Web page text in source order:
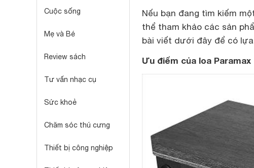
Cuộc sống
Mẹ và Bé
Review sách
Tư vấn nhạc cụ
Sức khoẻ
Chăm sóc thú cưng
Thiết bị công nghiệp
Nếu bạn đang tìm kiếm
thể tham khảo các sản
bài viết dưới đây để có
Ưu điểm của loa Paramax